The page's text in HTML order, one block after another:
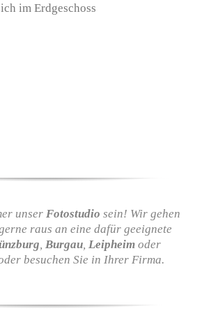
im Erdgeschoss
unser Fotostudio sein! Wir gehen
raus an eine dafür geeignete
, Burgau, Leipheim oder
besuchen Sie in Ihrer Firma.